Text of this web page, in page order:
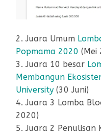
2. Juara Umum
Popmama 2020 (Mei
3. Juara 10 besar
Membangun
University (30 Juni)
4. Juara 3 Lomba
2020)
5. Juara 2 Penulisan